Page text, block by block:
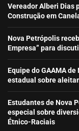
Vereador Alberi Dias
Construção em
Nova Petrópolis
Empresa” para
Equipe do GAAMA
estadual sobre
Estudantes de Nova
especial sobre
Étnico-Raciais